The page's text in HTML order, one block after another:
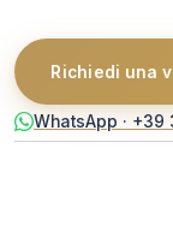
Richiedi una
WhatsApp · +39